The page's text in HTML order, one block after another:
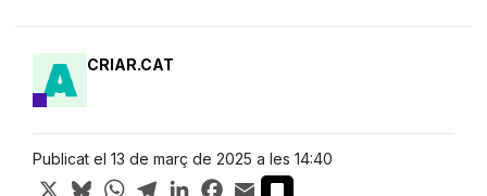
CRIAR.CAT
Publicat el 13 de març de 2025 a les 14:40
X BlueskyWhatsApp
TelegramLinkedInFacebook
Email